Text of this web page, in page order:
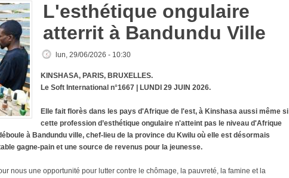
L'esthétique ongulaire
atterrit à Bandundu Ville
lun, 29/06/2026 - 10:30
KINSHASA, PARIS, BRUXELLES.
Le Soft International n°1667 | LUNDI 29 JUIN 2026.
Elle fait florès dans les pays d'Afrique de l'est, à Kinshasa aussi même si
cette profession d’esthétique ongulaire n'atteint pas le niveau d'Afrique
à Bandundu ville, chef-lieu de la province du Kwilu où elle est désormais
gagne-pain et une source de revenus pour la jeunesse.
nous une opportunité pour lutter contre le chômage, la pauvreté, la famine et la